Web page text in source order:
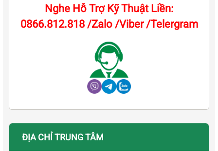
Nghe Hỗ Trợ Kỹ Thuật Liền:
0866.812.818 /Zalo /Viber /Telergram
ĐỊA CHỈ TRUNG TÂM